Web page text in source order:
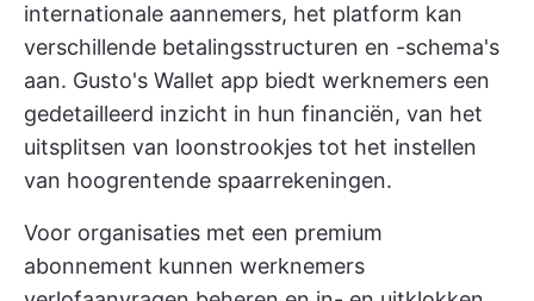
internationale aannemers, het platform kan
verschillende betalingsstructuren en -schema's
aan. Gusto's Wallet app biedt werknemers een
gedetailleerd inzicht in hun financiën, van het
uitsplitsen van loonstrookjes tot het instellen
van hoogrentende spaarrekeningen.
Voor organisaties met een premium
abonnement kunnen werknemers